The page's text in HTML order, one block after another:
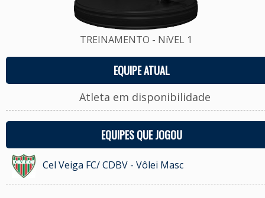
TREINAMENTO - NíVEL 1
EQUIPE ATUAL
Atleta em disponibilidade
EQUIPES QUE JOGOU
Cel Veiga FC/ CDBV - Vôlei Masc